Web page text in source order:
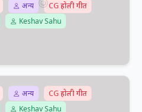
अन्य
CG होली गीत
Keshav Sahu
अन्य
CG होली गीत
Keshav Sahu